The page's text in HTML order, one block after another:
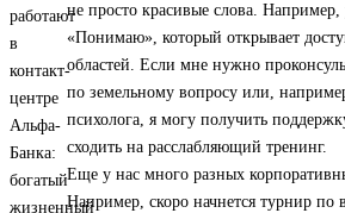
не просто красивые слова.
«Понимаю», который открывает
областей. Если мне нужно
по земельному вопросу или,
психолога, я могу получить
сходить на расслабляющий тренинг.
Еще у нас много разных
Например, скоро начнется турнир по